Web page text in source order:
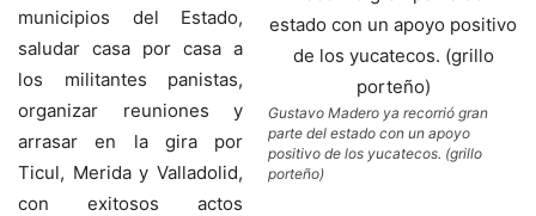
Gustavo Madero ya recorrió gran
parte del estado con un apoyo
positivo de los yucatecos. (grillo
porteño)
municipios del Estado,
saludar casa por casa a
los militantes panistas,
organizar reuniones y
arrasar en la gira por
Ticul, Merida y Valladolid,
con exitosos actos